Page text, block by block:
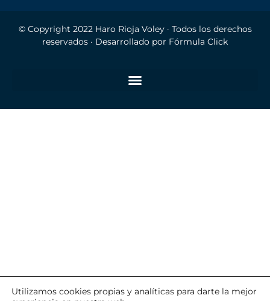
© Copyright 2022 Haro Rioja Voley· Todos los derechos
reservados · Desarrollado por Fórmula Click
Utilizamos cookies propias y analíticas para darte la mejor